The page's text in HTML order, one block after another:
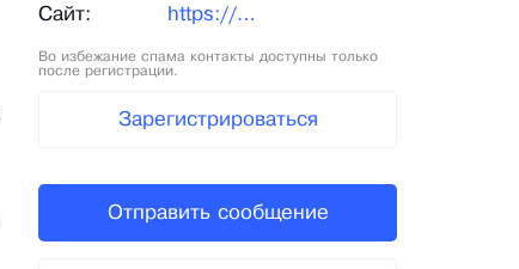
Сайт: https://www.eco-steel.ru/
Во избежание спама контакты доступны только
после регистрации.
Зарегистрироваться
Отправить сообщение